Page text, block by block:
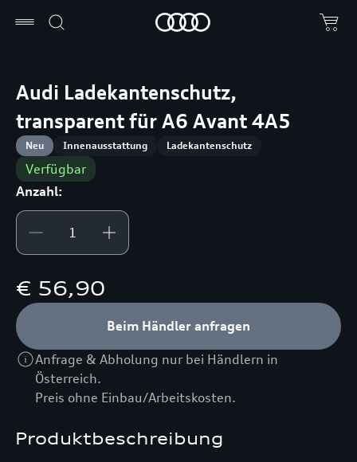
Produktbeschreibung
Audi Ladekantenschutz,
transparent für A6 Avant 4A5
Neu Innenausstattung Ladekantenschutz
Verfügbar
Anzahl:
€ 56,90
Beim Händler anfragen
Anfrage & Abholung nur bei Händlern in
Österreich.
Preis ohne Einbau/Arbeitskosten.